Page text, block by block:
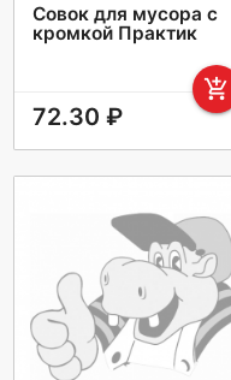
Совок для мусора с
кромкой Практик
add_shopping_cart
72.30 ₽